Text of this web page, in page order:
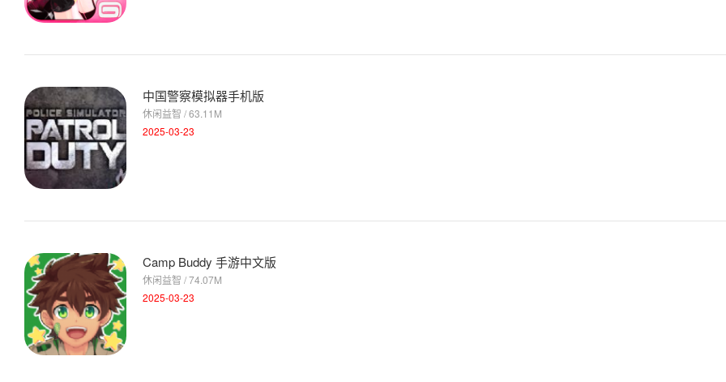
中国警察模拟器手机版
休闲益智 / 63.11M
2025-03-23
Camp Buddy 手游中文版
休闲益智 / 74.07M
2025-03-23